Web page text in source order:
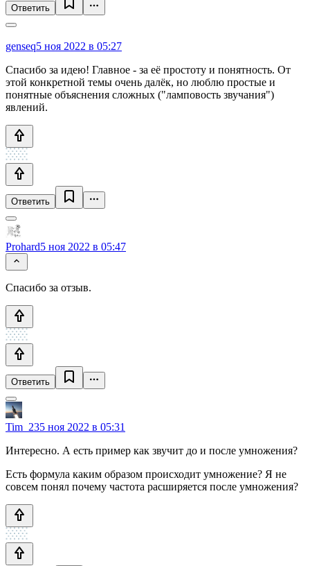
Ответить
genseq5 ноя 2022 в 05:27
Спасибо за идею! Главное - за её простоту и понятность. От
этой конкретной темы очень далёк, но люблю простые и
понятные объяснения сложных ("ламповость звучания")
явлений.
Ответить
Prohard5 ноя 2022 в 05:47
Спасибо за отзыв.
Ответить
Tim_235 ноя 2022 в 05:31
Интересно. А есть пример как звучит до и после умножения?
Есть формула каким образом происходит умножение? Я не
совсем понял почему частота расширяется после умножения?